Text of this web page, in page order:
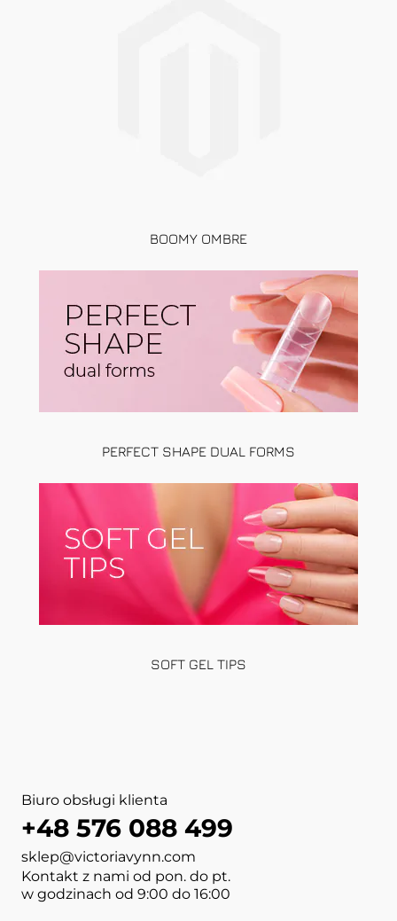
BOOMY OMBRE
PERFECT SHAPE DUAL FORMS
SOFT GEL TIPS
Biuro obsługi klienta
+48 576 088 499
sklep@victoriavynn.com
Kontakt z nami od pon. do pt.
w godzinach od 9:00 do 16:00